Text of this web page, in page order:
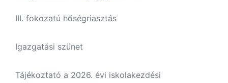
III. fokozatú hőségriasztás
Igazgatási szünet
Tájékoztató a 2026. évi iskolakezdési